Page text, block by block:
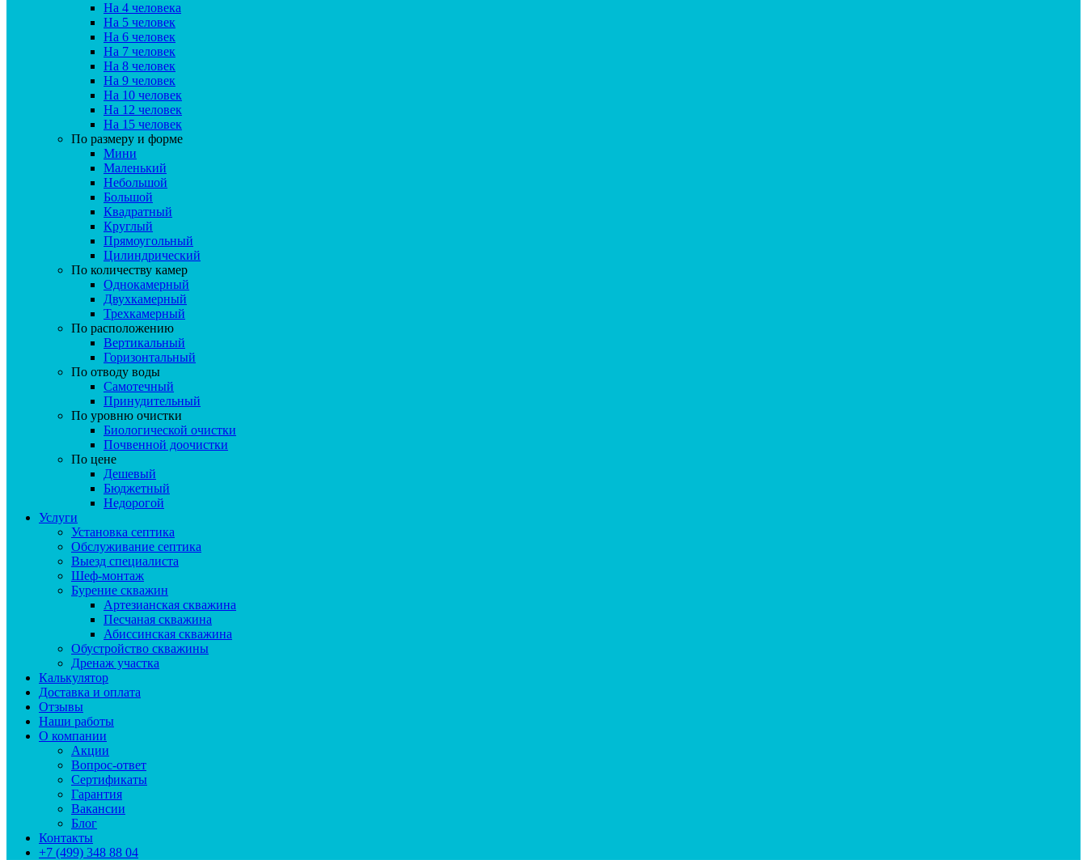
На 4 человека
На 5 человек
На 6 человек
На 7 человек
На 8 человек
На 9 человек
На 10 человек
На 12 человек
На 15 человек
По размеру и форме
Мини
Маленький
Небольшой
Большой
Квадратный
Круглый
Прямоугольный
Цилиндрический
По количеству камер
Однокамерный
Двухкамерный
Трехкамерный
По расположению
Вертикальный
Горизонтальный
По отводу воды
Самотечный
Принудительный
По уровню очистки
Биологической очистки
Почвенной доочистки
По цене
Дешевый
Бюджетный
Недорогой
Услуги
Установка септика
Обслуживание септика
Выезд специалиста
Шеф-монтаж
Бурение скважин
Артезианская скважина
Песчаная скважина
Абиссинская скважина
Обустройство скважины
Дренаж участка
Калькулятор
Доставка и оплата
Отзывы
Наши работы
О компании
Акции
Вопрос-ответ
Сертификаты
Гарантия
Вакансии
Блог
Контакты
+7 (499) 348 88 04